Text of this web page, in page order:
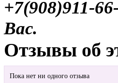
+7(908)911-
Вас.
Отзывы об
Пока нет ни одного отзыва